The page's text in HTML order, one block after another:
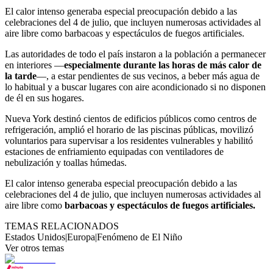
El calor intenso generaba especial preocupación debido a las
celebraciones del 4 de julio, que incluyen numerosas actividades al
aire libre como barbacoas y espectáculos de fuegos artificiales.
Las autoridades de todo el país instaron a la población a permanecer
en interiores —especialmente durante las horas de más calor de
la tarde—, a estar pendientes de sus vecinos, a beber más agua de
lo habitual y a buscar lugares con aire acondicionado si no disponen
de él en sus hogares.
Nueva York destinó cientos de edificios públicos como centros de
refrigeración, amplió el horario de las piscinas públicas, movilizó
voluntarios para supervisar a los residentes vulnerables y habilitó
estaciones de enfriamiento equipadas con ventiladores de
nebulización y toallas húmedas.
El calor intenso generaba especial preocupación debido a las
celebraciones del 4 de julio, que incluyen numerosas actividades al
aire libre como barbacoas y espectáculos de fuegos artificiales.
TEMAS RELACIONADOS
Estados Unidos|Europa|Fenómeno de El Niño
Ver otros temas